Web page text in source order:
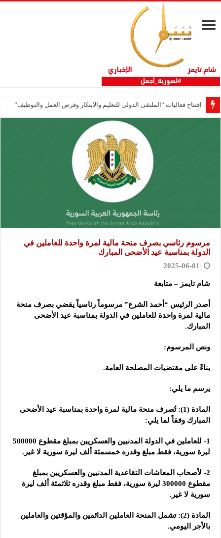
افتتاح فعاليات “الملتقى الدولي للتعليم والابتكار وفرص العمل والتوظيف”
مرسوم رئاسي بصرف منحة مالية لمرة واحدة للعاملين في
الدولة بمناسبة عيد الأضحى المبارك
2025-06-01
شام تايمز – متابعة
أصدر الرئيس “أحمد الشرع” مرسوماً رئاسياً يقضي بصرف منحة
مالية لمرة واحدة للعاملين في الدولة بمناسبة عيد الأضحى
المبارك.
ونص المرسوم:
بناءً على مقتضيات المصلحة العامة.
يرسم ما يلي:
المادة (1): تُصرف منحة مالية لمرة واحدة بمناسبة عيد الأضحى
المبارك وفقاً لما يلي:
1- للعاملين في الدولة المدنيين والعسكريين بمبلغ مقطوع 500000
ليرة سورية، فقط مبلغ وقدره خمسمئة ألف ليرة سورية لا غير.
2- لأصحاب المعاشات التقاعدية المدنيين والعسكريين بمبلغ
مقطوع 300000 ليرة سورية، فقط مبلغ وقدره ثلاثمئة ألف ليرة
سورية لا غير.
المادة (2): تشمل المنحة العاملين الدائمين والمؤقتين والعاملين
بالأجر اليومي.